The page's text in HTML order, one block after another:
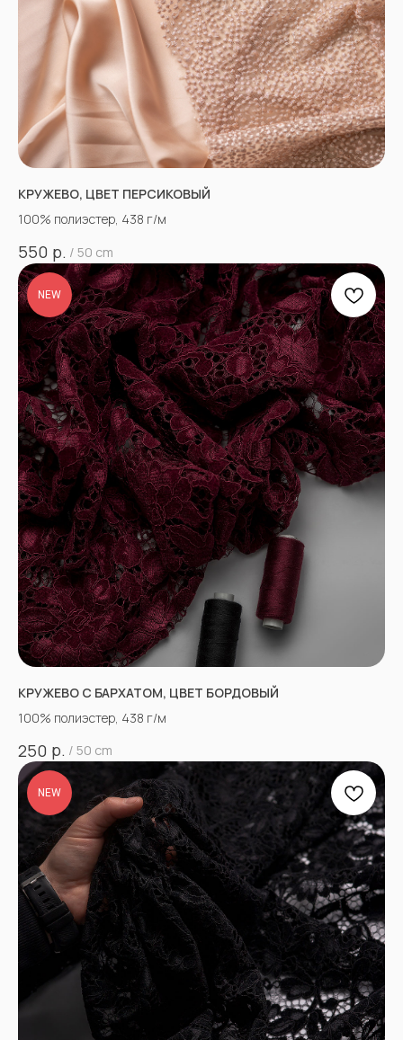
КРУЖЕВО, ЦВЕТ ПЕРСИКОВЫЙ
100% полиэстер, 438 г/м
550 р. / 50 cm
NEW
КРУЖЕВО С БАРХАТОМ, ЦВЕТ БОРДОВЫЙ
100% полиэстер, 438 г/м
250 р. / 50 cm
NEW